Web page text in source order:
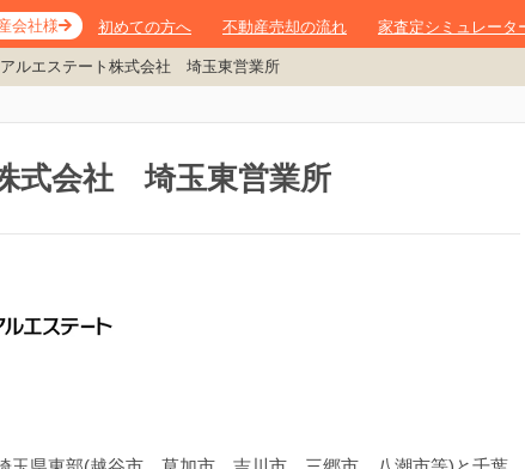
会社様 初めての方へ 不動産売却の流れ 家査定シミュレータ
ルエステート株式会社 埼玉東営業所
式会社 埼玉東営業所